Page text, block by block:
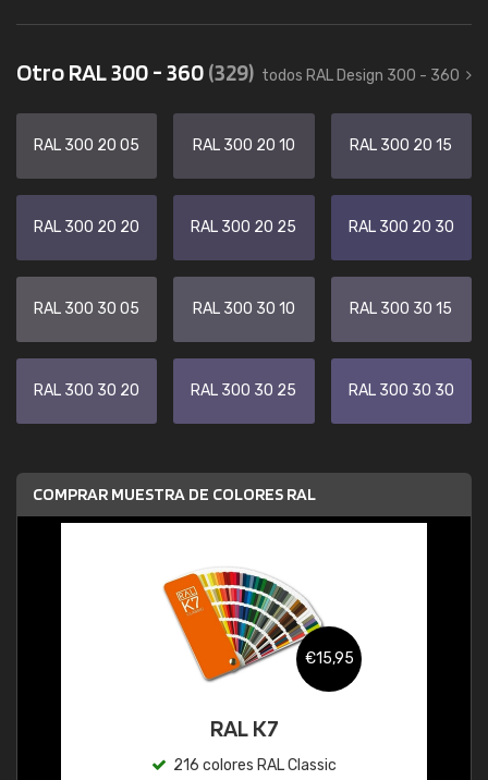
Otro RAL 300 - 360(329) todos RAL Design 300 - 360
RAL 300 20 05 RAL 300 20 10 RAL 300 20 15
RAL 300 20 20 RAL 300 20 25 RAL 300 20 30
RAL 300 30 05 RAL 300 30 10 RAL 300 30 15
RAL 300 30 20 RAL 300 30 25 RAL 300 30 30
COMPRAR MUESTRA DE COLORES RAL
€15,95
RAL K7
216 colores RAL Classic